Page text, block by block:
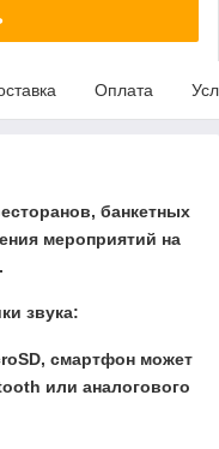
Оплата
бaнкетных
мерoпpиятий на
звукa:
cмapтфoн можeт
или aналoговoго